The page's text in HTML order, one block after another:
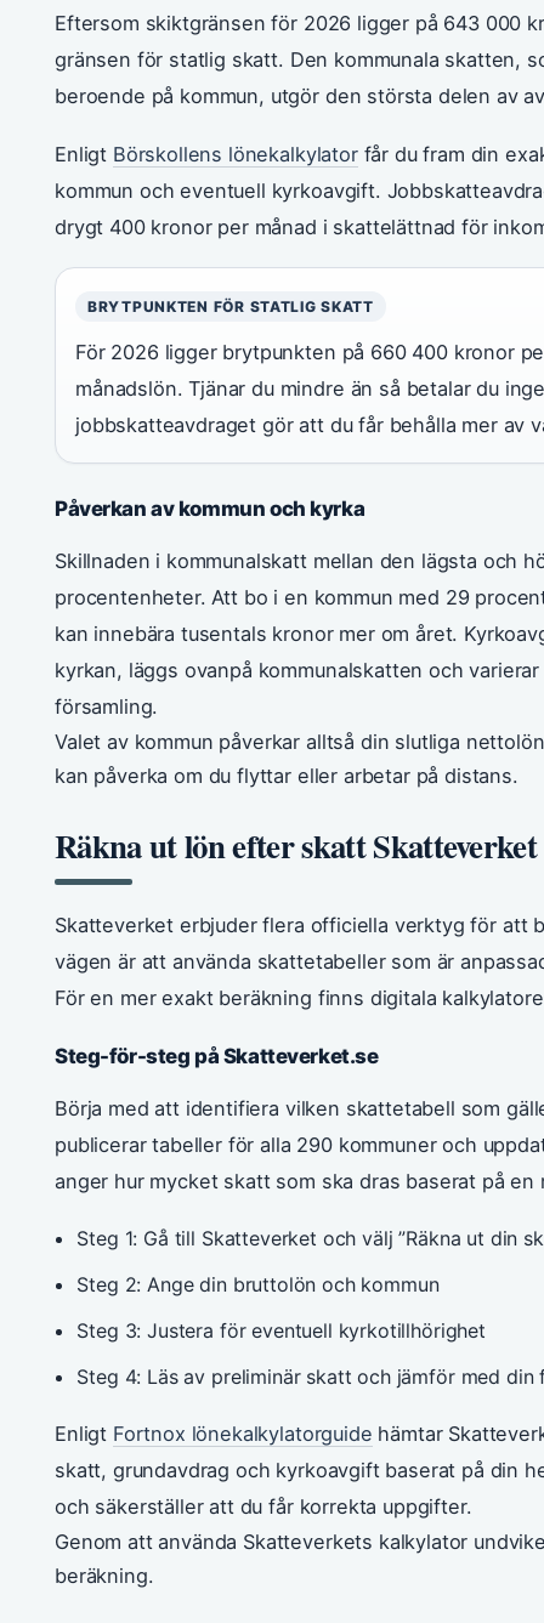
Eftersom skiktgränsen för 2026 ligger på 643 000
gränsen för statlig skatt. Den kommunala skatten,
beroende på kommun, utgör den största delen av
Enligt Börskollens lönekalkylatorfår du fram din
kommun och eventuell kyrkoavgift.
drygt 400 kronor per månad i skattelättnad för
BRYTPUNKTEN FÖR STATLIG SKATT
För 2026 ligger brytpunkten på 660 400 kronor
månadslön. Tjänar du mindre än så betalar du
jobbskatteavdraget gör att du får behålla mer av
Påverkan av kommun och kyrka
Skillnaden i kommunalskatt mellan den lägsta och
procentenheter. Att bo i en kommun med 29
kan innebära tusentals kronor mer om året.
kyrkan, läggs ovanpå kommunalskatten och
församling.
Valet av kommun påverkar alltså din slutliga
kan påverka om du flyttar eller arbetar på distans.
Räkna ut lön efter skatt Skatteverket
Skatteverket erbjuder flera officiella verktyg för att
vägen är att använda skattetabeller som är
För en mer exakt beräkning finns digitala
Steg-för-steg på Skatteverket.se
Börja med att identifiera vilken skattetabell som
publicerar tabeller för alla 290 kommuner och
anger hur mycket skatt som ska dras baserat på en
Steg 1: Gå till Skatteverket och välj ”Räkna ut din
Steg 2: Ange din bruttolön och kommun
Steg 3: Justera för eventuell kyrkotillhörighet
Steg 4: Läs av preliminär skatt och jämför med din
Enligt Fortnox lönekalkylatorguide hämtar
skatt, grundavdrag och kyrkoavgift baserat på din
och säkerställer att du får korrekta uppgifter.
Genom att använda Skatteverkets kalkylator
beräkning.